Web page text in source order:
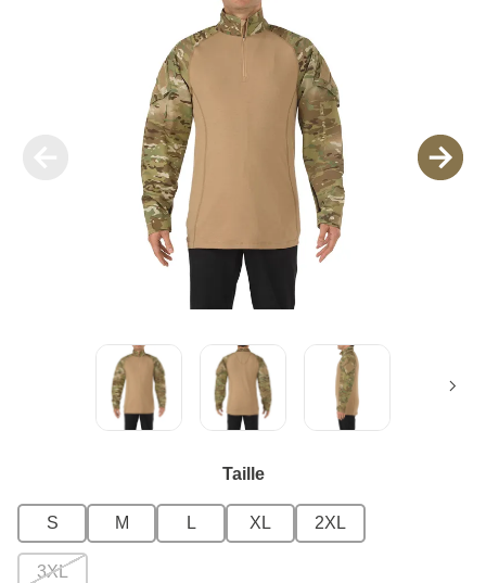
Taille
S M L XL 2XL
3XL